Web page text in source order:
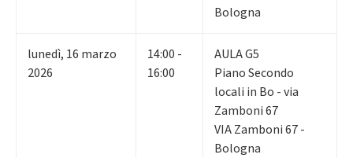
Bologna
lunedì, 16 marzo
2026
14:00 -
16:00
AULA G5
Piano Secondo
locali in Bo - via
Zamboni 67
VIA Zamboni 67 -
Bologna